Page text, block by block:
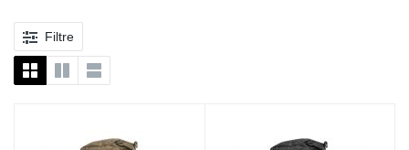
Filtre